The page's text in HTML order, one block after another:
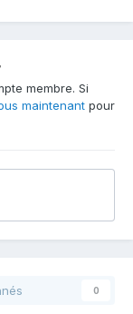
membre. Si
maintenant pour
0